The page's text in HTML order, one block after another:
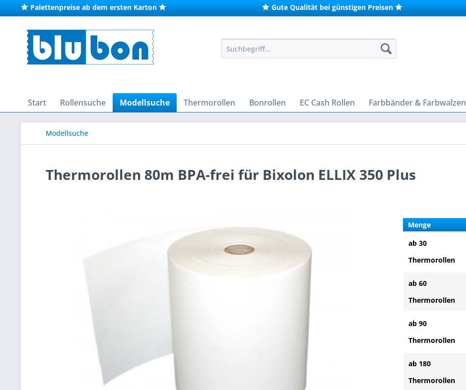
Palettenpreise ab dem ersten Karton Gute Qualität bei günstigen Preisen
Start Rollensuche Modellsuche Thermorollen Bonrollen EC Cash Rollen Farbbänder & Farbwalzen
Modellsuche
Thermorollen 80m BPA-frei für Bixolon ELLIX 350 Plus
Menge
ab 30
Thermorollen
ab 60
Thermorollen
ab 90
Thermorollen
ab 180
Thermorollen